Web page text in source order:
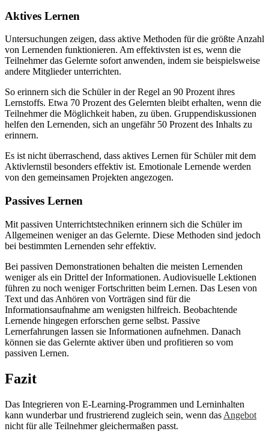
Aktives Lernen
Untersuchungen zeigen, dass aktive Methoden für die größte Anzahl
von Lernenden funktionieren. Am effektivsten ist es, wenn die
Teilnehmer das Gelernte sofort anwenden, indem sie beispielsweise
andere Mitglieder unterrichten.
So erinnern sich die Schüler in der Regel an 90 Prozent ihres
Lernstoffs. Etwa 70 Prozent des Gelernten bleibt erhalten, wenn die
Teilnehmer die Möglichkeit haben, zu üben. Gruppendiskussionen
helfen den Lernenden, sich an ungefähr 50 Prozent des Inhalts zu
erinnern.
Es ist nicht überraschend, dass aktives Lernen für Schüler mit dem
Aktivlernstil besonders effektiv ist. Emotionale Lernende werden
von den gemeinsamen Projekten angezogen.
Passives Lernen
Mit passiven Unterrichtstechniken erinnern sich die Schüler im
Allgemeinen weniger an das Gelernte. Diese Methoden sind jedoch
bei bestimmten Lernenden sehr effektiv.
Bei passiven Demonstrationen behalten die meisten Lernenden
weniger als ein Drittel der Informationen. Audiovisuelle Lektionen
führen zu noch weniger Fortschritten beim Lernen. Das Lesen von
Text und das Anhören von Vorträgen sind für die
Informationsaufnahme am wenigsten hilfreich. Beobachtende
Lernende hingegen erforschen gerne selbst. Passive
Lernerfahrungen lassen sie Informationen aufnehmen. Danach
können sie das Gelernte aktiver üben und profitieren so vom
passiven Lernen.
Fazit
Das Integrieren von E-Learning-Programmen und Lerninhalten
kann wunderbar und frustrierend zugleich sein, wenn das Angebot
nicht für alle Teilnehmer gleichermaßen passt.